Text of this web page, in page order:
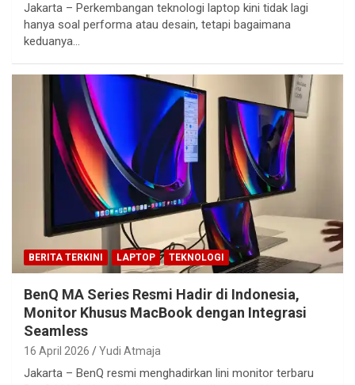
Jakarta – Perkembangan teknologi laptop kini tidak lagi
hanya soal performa atau desain, tetapi bagaimana
keduanya…
BERITA TERKINI LAPTOP TEKNOLOGI
BenQ MA Series Resmi Hadir di Indonesia,
Monitor Khusus MacBook dengan Integrasi
Seamless
16 April 2026 Yudi Atmaja
Jakarta – BenQ resmi menghadirkan lini monitor terbaru